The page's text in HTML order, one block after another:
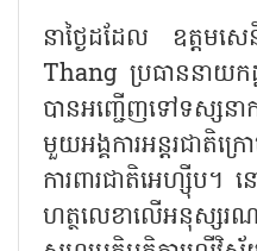
នាថ្ងៃដដែល ឧត្ត
Thang ប្រធាននាយកដ្
បានអញ្ជើញទៅទស្សន
មួយអង្គការអន្តរជាតិក្
ការពារជាតិអេហ្ស៊ីប។
ហត្ថលេខាលើអនុស្សរ